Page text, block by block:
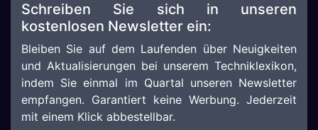
Schreiben Sie sich in unseren
kostenlosen Newsletter ein:
Bleiben Sie auf dem Laufenden über Neuigkeiten
und Aktualisierungen bei unserem Techniklexikon,
indem Sie einmal im Quartal unseren Newsletter
empfangen. Garantiert keine Werbung. Jederzeit
mit einem Klick abbestellbar.